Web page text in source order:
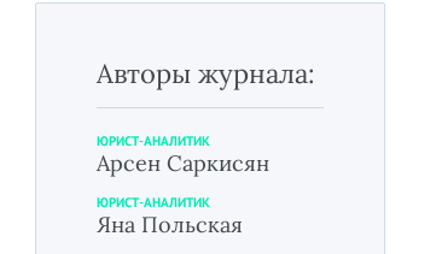
Авторы журнала:
ЮРИСТ-АНАЛИТИК
Арсен Саркисян
ЮРИСТ-АНАЛИТИК
Яна Польская